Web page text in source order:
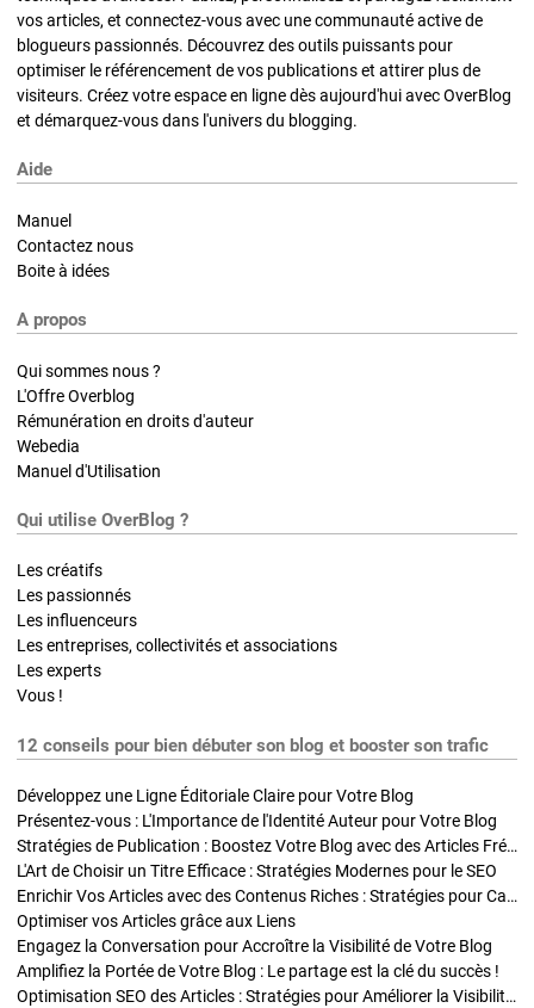
vos articles, et connectez-vous avec une communauté active de
blogueurs passionnés. Découvrez des outils puissants pour
optimiser le référencement de vos publications et attirer plus de
visiteurs. Créez votre espace en ligne dès aujourd'hui avec OverBlog
et démarquez-vous dans l'univers du blogging.
Aide
Manuel
Contactez nous
Boite à idées
A propos
Qui sommes nous ?
L'Offre Overblog
Rémunération en droits d'auteur
Webedia
Manuel d'Utilisation
Qui utilise OverBlog ?
Les créatifs
Les passionnés
Les influenceurs
Les entreprises, collectivités et associations
Les experts
Vous !
12 conseils pour bien débuter son blog et booster son trafic
Développez une Ligne Éditoriale Claire pour Votre Blog
Présentez-vous : L'Importance de l'Identité Auteur pour Votre Blog
Stratégies de Publication : Boostez Votre Blog avec des Articles Fréquents et Exclusifs
L'Art de Choisir un Titre Efficace : Stratégies Modernes pour le SEO
Enrichir Vos Articles avec des Contenus Riches : Stratégies pour Captiver et Optimiser
Optimiser vos Articles grâce aux Liens
Engagez la Conversation pour Accroître la Visibilité de Votre Blog
Amplifiez la Portée de Votre Blog : Le partage est la clé du succès !
Optimisation SEO des Articles : Stratégies pour Améliorer la Visibilité de Votre Blog